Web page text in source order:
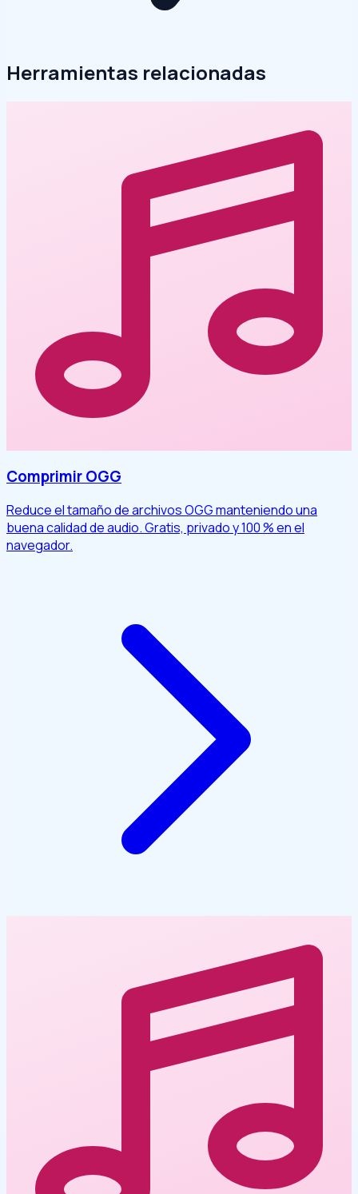
Herramientas relacionadas
Comprimir OGG
Reduce el tamaño de archivos OGG manteniendo una
buena calidad de audio. Gratis, privado y 100 % en el
navegador.